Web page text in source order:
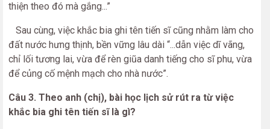
thiện theo đó mà gắng...”
Sau cùng, việc khắc bia ghi tên tiến sĩ cũng nhằm làm cho
đất nước hưng thịnh, bền vững lâu dài “...dẫn việc dĩ vãng,
chỉ lối tương lai, vừa để rèn giũa danh tiếng cho sĩ phu, vừa
để củng cố mệnh mạch cho nhà nước”.
Câu 3. Theo anh (chị), bài học lịch sử rút ra từ việc
khắc bia ghi tên tiến sĩ là gì?